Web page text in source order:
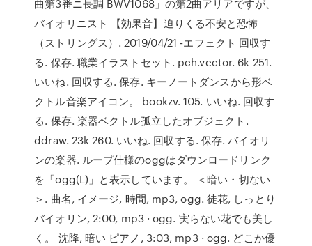
曲第3番ニ長調 BWV1068」の第2曲アリアですが、
バイオリニスト 【効果音】迫りくる不安と恐怖
（ストリングス）. 2019/04/21 -エフェクト 回収す
る. 保存. 職業イラストセット. pch.vector. 6k 251.
いいね. 回収する. 保存. キーノートダンスから形ベ
クトル音楽アイコン。 bookzv. 105. いいね. 回収す
る. 保存. 楽器ベクトル孤立したオブジェクト.
ddraw. 23k 260. いいね. 回収する. 保存. バイオリ
ンの楽器. ループ仕様のoggはダウンロードリンク
を「ogg(L)」と表示しています。 ＜暗い・切ない
＞. 曲名, イメージ, 時間, mp3, ogg. 徒花, しっとり
バイオリン, 2:00, mp3 · ogg. 実らない花でも美し
く。 沈降, 暗い ピアノ, 3:03, mp3 · ogg. どこか優